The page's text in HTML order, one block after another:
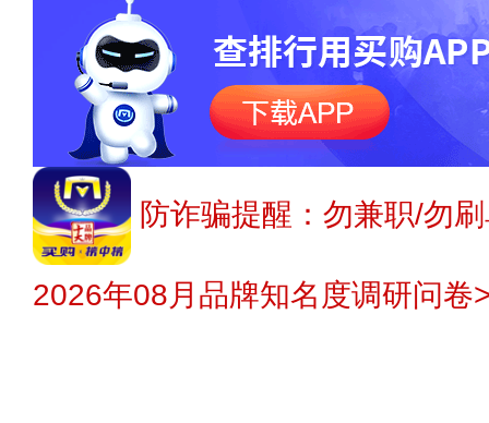
防诈骗提醒：勿兼职/勿
2026年08月品牌知名度调研问卷